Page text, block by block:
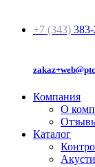
+7 (343)
Компания
О
Каталог